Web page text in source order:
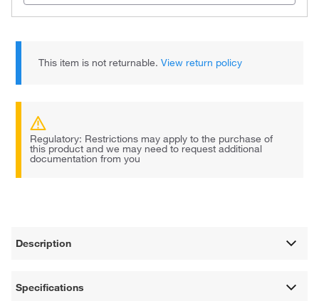
This item is not returnable.View return policy
Regulatory: Restrictions may apply to the purchase of
this product and we may need to request additional
documentation from you
Description
Specifications